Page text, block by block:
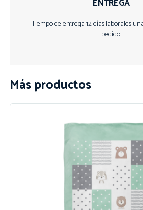
ENTREGA
Tiempo de entrega 12 días laborales
pedido.
Más productos